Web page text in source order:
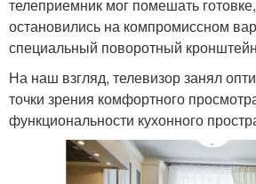
телеприемник мог помешать
остановились на компромиссном
специальный поворотный
На наш взгляд, телевизор занял
точки зрения комфортного
функциональности кухонного